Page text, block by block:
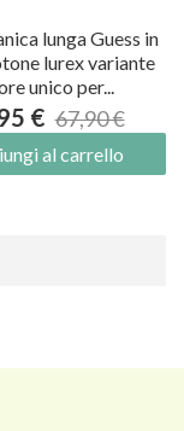
lunga Guess in
lurex variante
unico per...
€ 67,90 €
al carrello